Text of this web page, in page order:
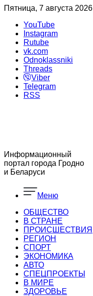
Пятница, 7 августа 2026
YouTube
Instagram
Rutube
vk.com
Odnoklassniki
Threads
Viber
Telegram
RSS
Информационный
портал города Гродно
и Беларуси
Меню
ОБЩЕСТВО
В СТРАНЕ
ПРОИСШЕСТВИЯ
РЕГИОН
CПОРТ
ЭКОНОМИКА
АВТО
СПЕЦПРОЕКТЫ
В МИРЕ
ЗДОРОВЬЕ